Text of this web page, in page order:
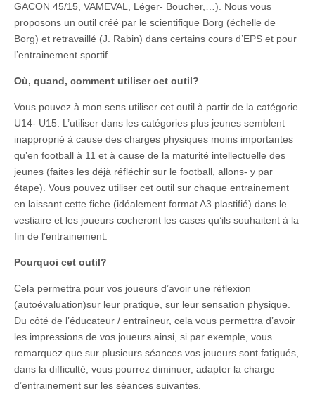
GACON 45/15, VAMEVAL, Léger- Boucher,…). Nous vous
proposons un outil créé par le scientifique Borg (échelle de
Borg) et retravaillé (J. Rabin) dans certains cours d’EPS et pour
l’entrainement sportif.
Où, quand, comment utiliser cet outil?
Vous pouvez à mon sens utiliser cet outil à partir de la catégorie
U14- U15. L’utiliser dans les catégories plus jeunes semblent
inapproprié à cause des charges physiques moins importantes
qu’en football à 11 et à cause de la maturité intellectuelle des
jeunes (faites les déjà réfléchir sur le football, allons- y par
étape). Vous pouvez utiliser cet outil sur chaque entrainement
en laissant cette fiche (idéalement format A3 plastifié) dans le
vestiaire et les joueurs cocheront les cases qu’ils souhaitent à la
fin de l’entrainement.
Pourquoi cet outil?
Cela permettra pour vos joueurs d’avoir une réflexion
(autoévaluation)sur leur pratique, sur leur sensation physique.
Du côté de l’éducateur / entraîneur, cela vous permettra d’avoir
les impressions de vos joueurs ainsi, si par exemple, vous
remarquez que sur plusieurs séances vos joueurs sont fatigués,
dans la difficulté, vous pourrez diminuer, adapter la charge
d’entrainement sur les séances suivantes.